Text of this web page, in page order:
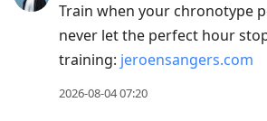
Train when your chronotype
never let the perfect hour
training: jeroensangers.com
2026-08-04 07:20